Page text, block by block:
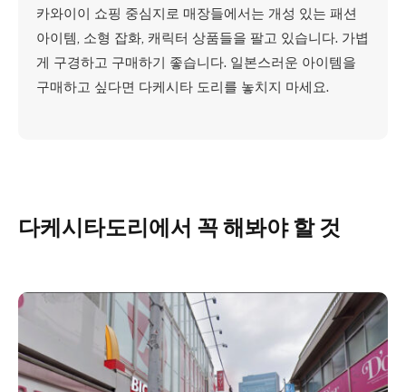
카와이이 쇼핑 중심지로 매장들에서는 개성 있는 패션
아이템, 소형 잡화, 캐릭터 상품들을 팔고 있습니다. 가볍
게 구경하고 구매하기 좋습니다. 일본스러운 아이템을
구매하고 싶다면 다케시타 도리를 놓치지 마세요.
다케시타도리에서 꼭 해봐야 할 것